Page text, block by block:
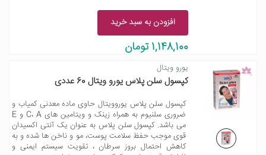
افزودن به سبد خرید
1,148,100 تومان
یورو ویتال
کپسول سلن پلاس یورو ویتال 60 عددی
کپسول سلن پلاس یوروویتال حاوی ماده معدنی کمیاب و
ضروری سلنیوم به همراه زینک و ویتامین های C، A و E
می باشد. کپسول سلن پلاس به عنوان یک آنتی اکسیدان
قوی موجب حفظ سلامت پوست، مو و ناخن ها شده و به
کاهش احتمال بروز سرطان ، تقویت سیستم ایمنی و